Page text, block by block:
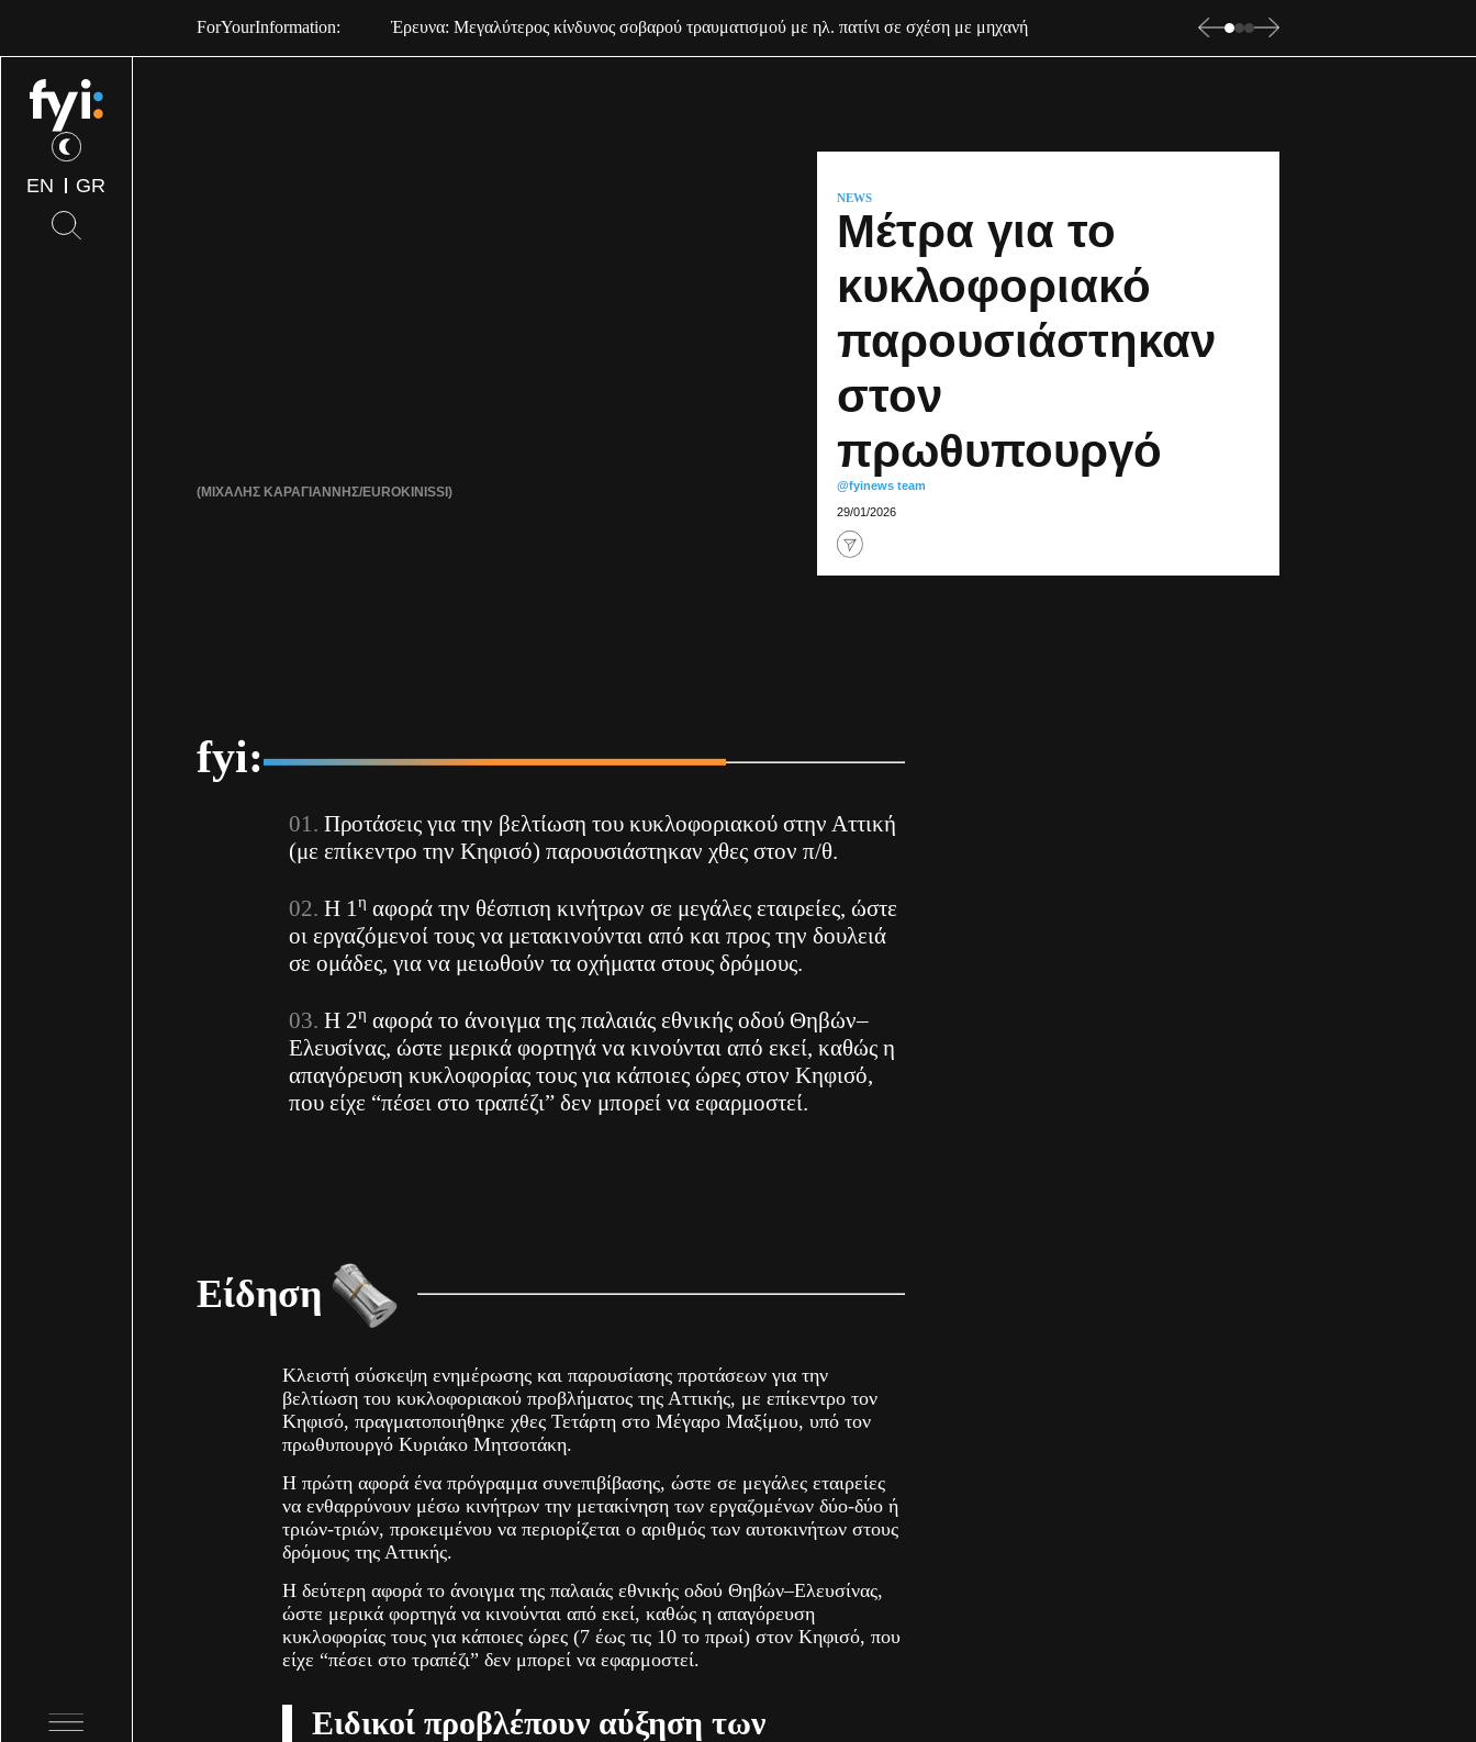
EN GR
ForYourInformation: Έρευνα: Μεγαλύτερος κίνδυνος σοβαρού τραυματισμού με ηλ. πατίνι σε σχέση με μηχανή
(ΜΙΧΑΛΗΣ ΚΑΡΑΓΙΑΝΝΗΣ/EUROKINISSI)
NEWS
Μέτρα για το
κυκλοφοριακό
παρουσιάστηκαν
στον
πρωθυπουργό
@fyinews team
29/01/2026
fyi:
Προτάσεις για την βελτίωση του κυκλοφοριακού στην Αττική
(με επίκεντρο την Κηφισό) παρουσιάστηκαν χθες στον π/θ.
Η 1η αφορά την θέσπιση κινήτρων σε μεγάλες εταιρείες, ώστε
οι εργαζόμενοί τους να μετακινούνται από και προς την δουλειά
σε ομάδες, για να μειωθούν τα οχήματα στους δρόμους.
Η 2η αφορά το άνοιγμα της παλαιάς εθνικής οδού Θηβών–
Ελευσίνας, ώστε μερικά φορτηγά να κινούνται από εκεί, καθώς η
απαγόρευση κυκλοφορίας τους για κάποιες ώρες στον Κηφισό,
που είχε “πέσει στο τραπέζι” δεν μπορεί να εφαρμοστεί.
Είδηση
Κλειστή σύσκεψη ενημέρωσης και παρουσίασης προτάσεων για την
βελτίωση του κυκλοφοριακού προβλήματος της Αττικής, με επίκεντρο τον
Κηφισό, πραγματοποιήθηκε χθες Τετάρτη στο Μέγαρο Μαξίμου, υπό τον
πρωθυπουργό Κυριάκο Μητσοτάκη.
Η πρώτη αφορά ένα πρόγραμμα συνεπιβίβασης, ώστε σε μεγάλες εταιρείες
να ενθαρρύνουν μέσω κινήτρων την μετακίνηση των εργαζομένων δύο-δύο ή
τριών-τριών, προκειμένου να περιορίζεται ο αριθμός των αυτοκινήτων στους
δρόμους της Αττικής.
Η δεύτερη αφορά το άνοιγμα της παλαιάς εθνικής οδού Θηβών–Ελευσίνας,
ώστε μερικά φορτηγά να κινούνται από εκεί, καθώς η απαγόρευση
κυκλοφορίας τους για κάποιες ώρες (7 έως τις 10 το πρωί) στον Κηφισό, που
είχε “πέσει στο τραπέζι” δεν μπορεί να εφαρμοστεί.
Ειδικοί προβλέπουν αύξηση των